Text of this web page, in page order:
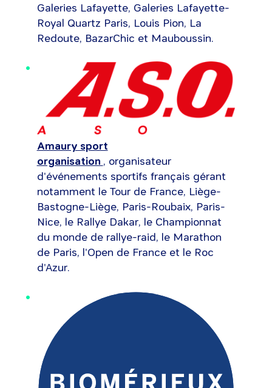
Galeries Lafayette, Galeries Lafayette-
Royal Quartz Paris, Louis Pion, La
Redoute, BazarChic et Mauboussin.
Amaury sport
organisation , organisateur
d'événements sportifs français gérant
notamment le Tour de France, Liège-
Bastogne-Liège, Paris-Roubaix, Paris-
Nice, le Rallye Dakar, le Championnat
du monde de rallye-raid, le Marathon
de Paris, l'Open de France et le Roc
d'Azur.